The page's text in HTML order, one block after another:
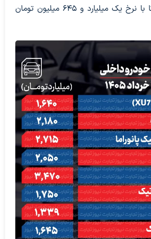
پشت سر گذاشت تا با نرخ یک میلیارد و 645 میلیون تومان